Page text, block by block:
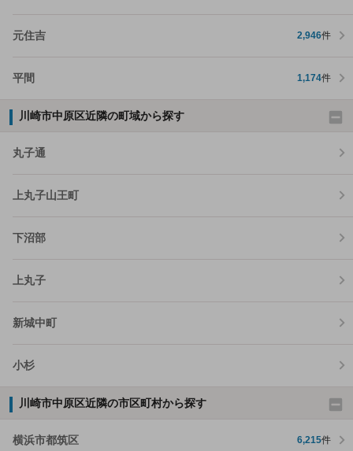
元住吉 2,946件
平間 1,174件
川崎市中原区近隣の町域から探す
丸子通
上丸子山王町
下沼部
上丸子
新城中町
小杉
川崎市中原区近隣の市区町村から探す
横浜市都筑区 6,215件